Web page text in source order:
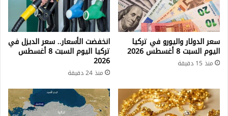
سعر الدولار واليورو في تركيا
اليوم السبت 8 أغسطس 2026
منذ 15 دقيقة
انخفضت الأسعار.. سعر الديزل في
تركيا اليوم السبت 8 أغسطس
2026
منذ 24 دقيقة